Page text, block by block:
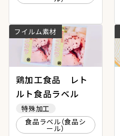
フイルム素材
鶏加工食品 レト
ルト食品ラベル
特殊加工
食品ラベル（食品シ
ール）